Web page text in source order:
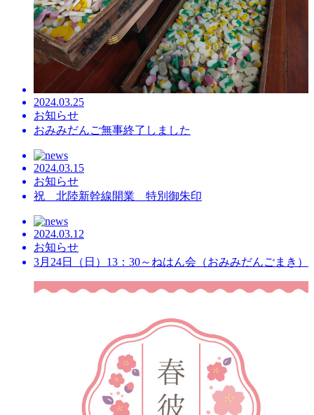
2024.03.25
お知らせ
おみみだんご無事終了しました
2024.03.15
お知らせ
祝 北陸新幹線開業 特別御朱印
2024.03.12
お知らせ
3月24日（日）13：30～ねはん会（おみみだんごまき）